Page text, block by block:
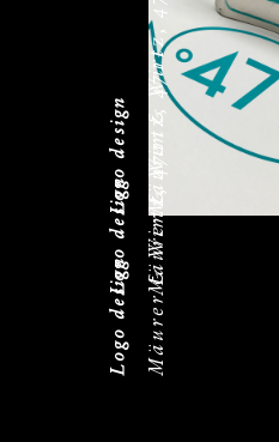
Logo designMäurer & Wirtz, 4711
Logo designMäurer & Wirtz, 4711
Logo designMäurer & Wirtz, 4711